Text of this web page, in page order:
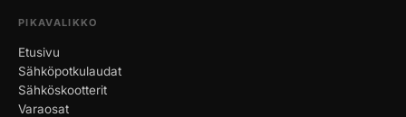
PIKAVALIKKO
Etusivu
Sähköpotkulaudat
Sähköskootterit
Varaosat